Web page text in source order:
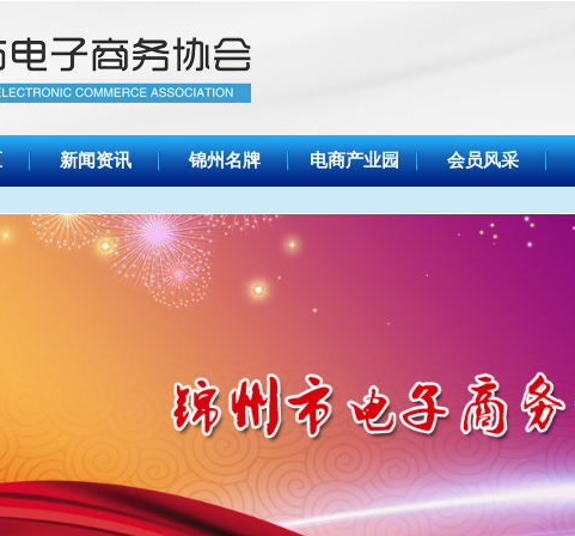
新闻资讯 锦州名牌 电商产业园 会员风采